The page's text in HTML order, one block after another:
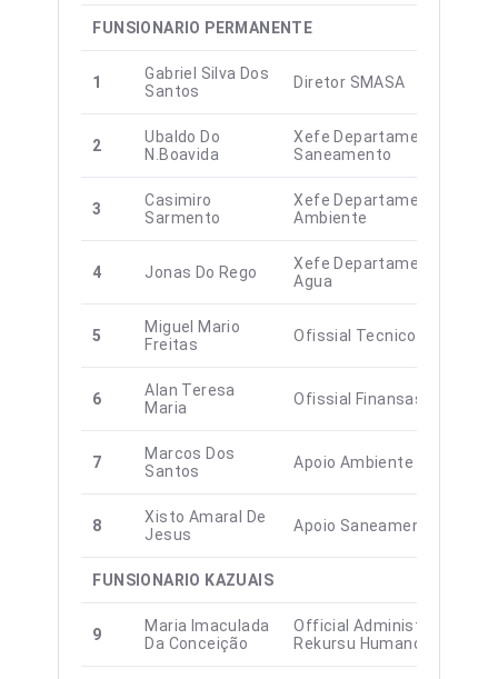
FUNSIONARIO PERMANENTE
1
Gabriel Silva Dos
Santos
Diretor SMASA
2
Ubaldo Do
N.Boavida
Xefe Departamento
Saneamento
3
Casimiro
Sarmento
Xefe Departamento
Ambiente
4 Jonas Do Rego
Xefe Departamento
Agua
5
Miguel Mario
Freitas
Ofissial Tecnico
6
Alan Teresa
Maria
Ofissial Finansas
7
Marcos Dos
Santos
Apoio Ambiente
8
Xisto Amaral De
Jesus
Apoio Saneamento
FUNSIONARIO KAZUAIS
9
Maria Imaculada
Da Conceição
Official Administração E
Rekursu Humanos